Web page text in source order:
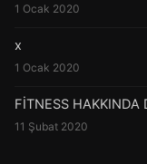
1 Ocak 2020
x
1 Ocak 2020
FİTNESS HAKKINDA
11 Şubat 2020